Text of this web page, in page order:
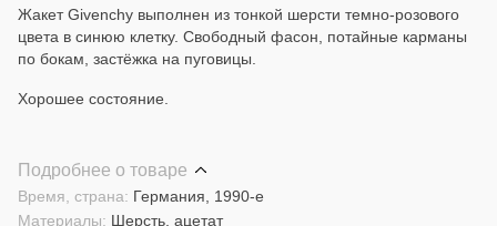
Жакет Givenchy выполнен из тонкой шерсти темно-розового
цвета в синюю клетку. Свободный фасон, потайные карманы
по бокам, застёжка на пуговицы.
Хорошее состояние.
Подробнее о товаре
Материалы: Шерсть, ацетат
Время, страна: Германия, 1990-е